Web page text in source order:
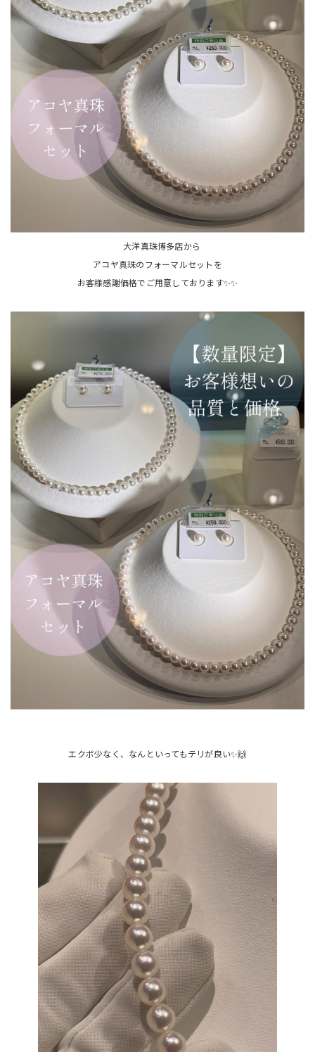
大洋真珠博多店から
アコヤ真珠のフォーマルセットを
お客様感謝価格でご用意しております✨✨
エクボ少なく、なんといってもテリが良い✨🙌